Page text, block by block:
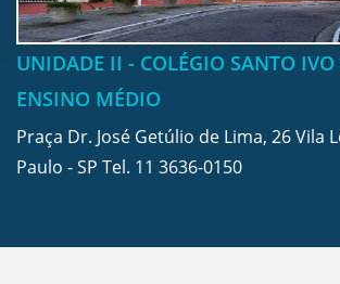
UNIDADE II - COLÉGIO SANTO
ENSINO MÉDIO
Praça Dr. José Getúlio de Lima, 26 Vila
Paulo - SP Tel. 11 3636-0150